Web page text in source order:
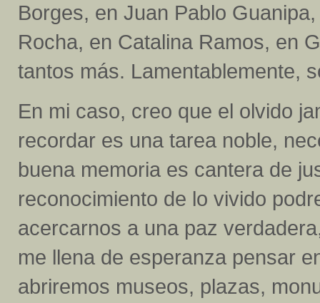
Borges, en Juan Pablo
Rocha, en Catalina Ramos, en
tantos más. Lamentablemente,
En mi caso, creo que el olvido
recordar es una tarea noble,
buena memoria es cantera de
reconocimiento de lo vivido
acercarnos a una paz
me llena de esperanza pensar
abriremos museos, plazas,